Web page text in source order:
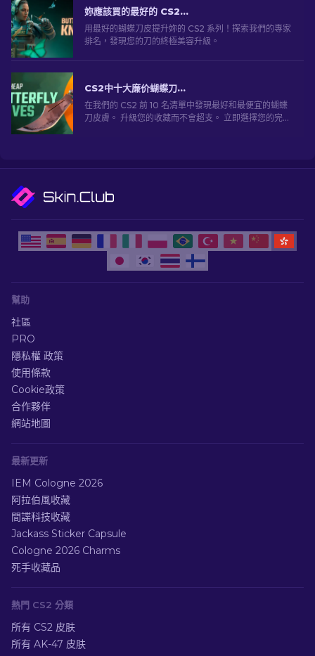
妳應該買的最好的 CS2 蝴蝶刀皮 [2026]
用最好的蝴蝶刀皮提升妳的 CS2 系列！探索我們的專家
排名，發現您的刀的終極美容升級。
CS2中十大廉价蝴蝶刀外观 [2026]
在我們的 CS2 前 10 名清單中發現最好和最便宜的蝴蝶
刀皮膚。 升級您的收藏而不會超支。 立即選擇您的完美
幫助
社區
PRO
隱私權 政策
使用條款
Cookie政策
合作夥伴
網站地圖
最新更新
IEM Cologne 2026
阿拉伯風收藏
間諜科技收藏
Jackass Sticker Capsule
Cologne 2026 Charms
死手收藏品
熱門 CS2 分類
所有 CS2 皮肤
所有 AK-47 皮肤